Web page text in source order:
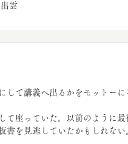
出雲
して講義へ出るかをモットー
て座っていた。以前のように最
書を見逃していたかもしれない